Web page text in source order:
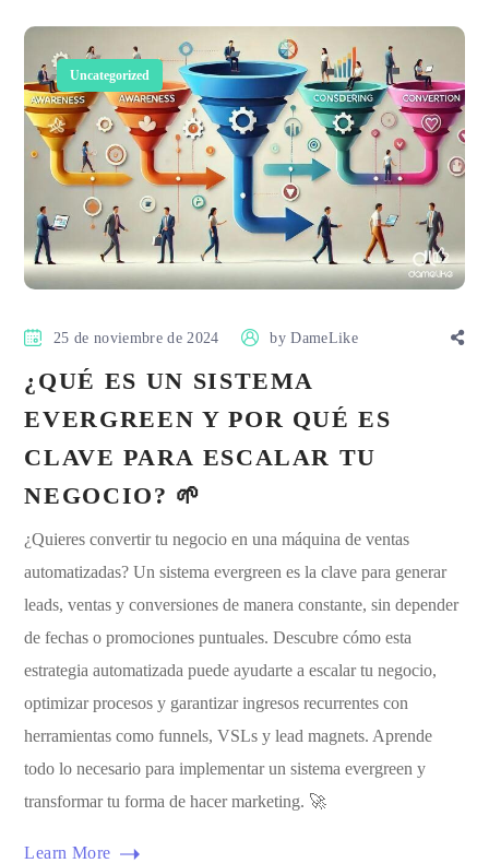
Uncategorized
25 de noviembre de 2024 byDameLike
¿QUÉ ES UN SISTEMA
EVERGREEN Y POR QUÉ ES
CLAVE PARA ESCALAR TU
NEGOCIO? 🌱
¿Quieres convertir tu negocio en una máquina de ventas
automatizadas? Un sistema evergreen es la clave para generar
leads, ventas y conversiones de manera constante, sin depender
de fechas o promociones puntuales. Descubre cómo esta
estrategia automatizada puede ayudarte a escalar tu negocio,
optimizar procesos y garantizar ingresos recurrentes con
herramientas como funnels, VSLs y lead magnets. Aprende
todo lo necesario para implementar un sistema evergreen y
transformar tu forma de hacer marketing. 🚀
Learn More